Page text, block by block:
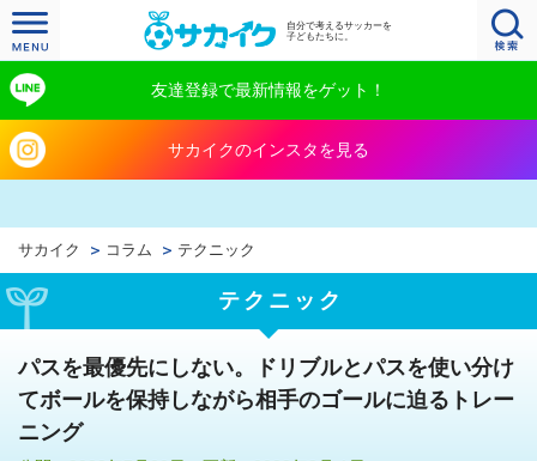
自分で考えるサッカーを
子どもたちに。
友達登録で最新情報をゲット！
サカイクのインスタを見る
サカイク コラム テクニック
テクニック
パスを最優先にしない。ドリブルとパスを使い分け
てボールを保持しながら相手のゴールに迫るトレー
ニング